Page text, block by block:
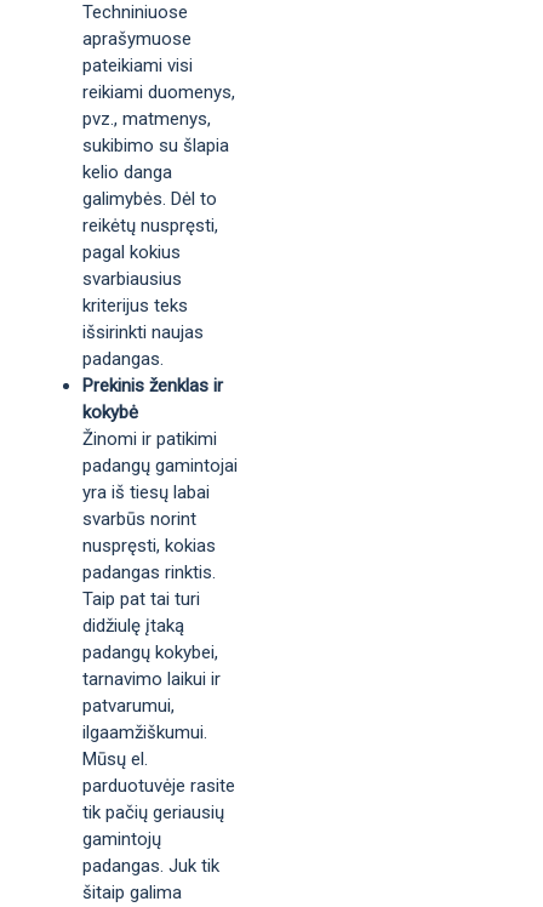
Techniniuose
aprašymuose
pateikiami visi
reikiami duomenys,
pvz., matmenys,
sukibimo su šlapia
kelio danga
galimybės. Dėl to
reikėtų nuspręsti,
pagal kokius
svarbiausius
kriterijus teks
išsirinkti naujas
padangas.
Prekinis ženklas ir
kokybė
Žinomi ir patikimi
padangų gamintojai
yra iš tiesų labai
svarbūs norint
nuspręsti, kokias
padangas rinktis.
Taip pat tai turi
didžiulę įtaką
padangų kokybei,
tarnavimo laikui ir
patvarumui,
ilgaamžiškumui.
Mūsų el.
parduotuvėje rasite
tik pačių geriausių
gamintojų
padangas. Juk tik
šitaip galima